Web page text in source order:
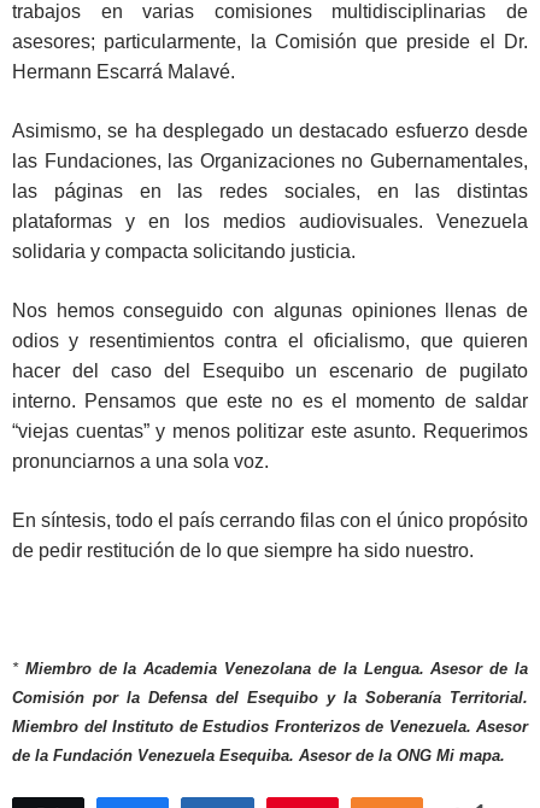
trabajos en varias comisiones multidisciplinarias de
asesores; particularmente, la Comisión que preside el Dr.
Hermann Escarrá Malavé.
Asimismo, se ha desplegado un destacado esfuerzo desde
las Fundaciones, las Organizaciones no Gubernamentales,
las páginas en las redes sociales, en las distintas
plataformas y en los medios audiovisuales. Venezuela
solidaria y compacta solicitando justicia.
Nos hemos conseguido con algunas opiniones llenas de
odios y resentimientos contra el oficialismo, que quieren
hacer del caso del Esequibo un escenario de pugilato
interno. Pensamos que este no es el momento de saldar
“viejas cuentas” y menos politizar este asunto. Requerimos
pronunciarnos a una sola voz.
En síntesis, todo el país cerrando filas con el único propósito
de pedir restitución de lo que siempre ha sido nuestro.
* Miembro de la Academia Venezolana de la Lengua. Asesor de la
Comisión por la Defensa del Esequibo y la Soberanía Territorial.
Miembro del Instituto de Estudios Fronterizos de Venezuela. Asesor
de la Fundación Venezuela Esequiba. Asesor de la ONG Mi mapa.